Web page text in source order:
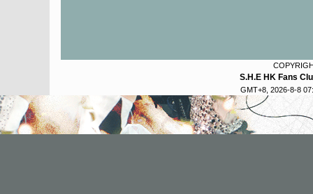
S.H.E HK Fans
GMT+8, 2026-8-8